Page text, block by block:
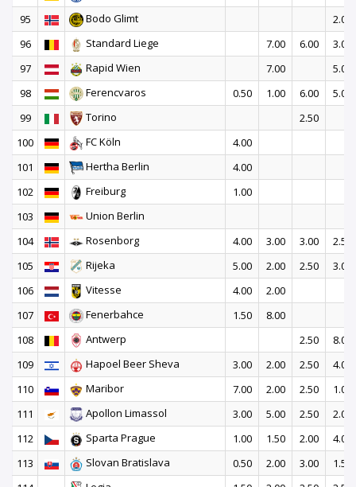
95
Bodo Glimt
2.00
96
Standard Liege 7.00 6.00
3.00
97
Rapid Wien 7.00
5.00
98
Ferencvaros 0.50 1.00 6.00
5.00
99
Torino
2.50
100
FC Köln
4.00
101
Hertha Berlin
4.00
102
Freiburg
1.00
103
Union Berlin
104
Rosenborg 4.00 3.00 3.00
2.50
105
Rijeka 5.00 2.00 2.50
3.00
106
Vitesse 4.00
2.00
107
Fenerbahce 1.50
8.00
108
Antwerp 2.50
8.00
109
Hapoel Beer Sheva 3.00 2.00 2.50
4.00
110
Maribor 7.00 2.00 2.50
1.00
111
Apollon Limassol 3.00 5.00 2.50
2.00
112
Sparta Prague 1.00 1.50 2.00
4.00
113
Slovan Bratislava 0.50 2.00 3.00
1.50